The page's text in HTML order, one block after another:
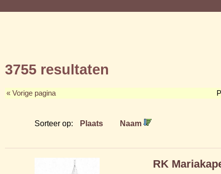
3755 resultaten
« Vorige pagina
Sorteer op: Plaats Naam
RK